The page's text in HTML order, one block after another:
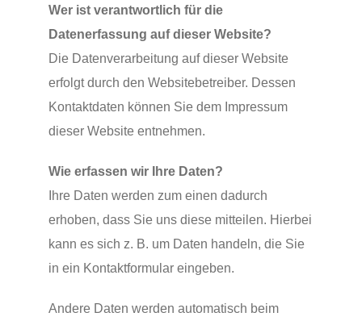
Wer ist verantwortlich für die
Datenerfassung auf dieser Website?
Die Datenverarbeitung auf dieser Website
erfolgt durch den Websitebetreiber. Dessen
Kontaktdaten können Sie dem Impressum
dieser Website entnehmen.
Wie erfassen wir Ihre Daten?
Ihre Daten werden zum einen dadurch
erhoben, dass Sie uns diese mitteilen. Hierbei
kann es sich z. B. um Daten handeln, die Sie
in ein Kontaktformular eingeben.
Andere Daten werden automatisch beim